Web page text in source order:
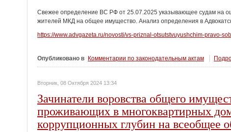
Свежее определение ВС РФ от 25.07.2025 указывающее судам на
жителей МКД на общее имущество. Анализ определения в
https://www.advgazeta.ru/novosti/vs-priznal-otsutstvuyushchim-pravo-
Опубликовано в Комментарии по законодательным актам
Вторник, 08 Октября 2024 13:34
Зачинатели воровства общего
проживающих в многоквартирных
коррупционных глубин на всеобщее